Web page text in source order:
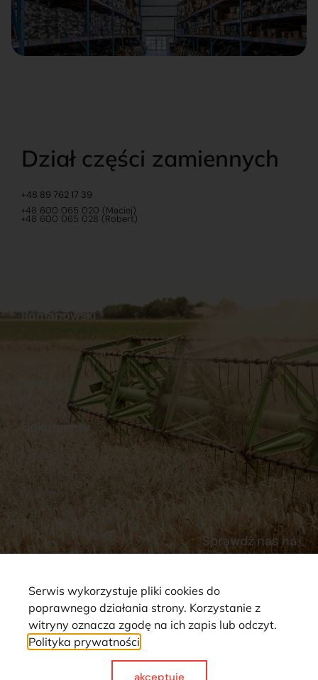
Dział części zamiennych
+48 89 762 17 39
+48 600 065 020 (Maciej)
+48 600 065 028 (Robert)
Dokumenty
Regulamin
Polityka prywatności
Reklamacje i zwroty
Dostawy
Płatności
Romanowski
Sklep internetowy
Praca
Ubezpieczenia
Sprawdź nas na
Strona wykorzystuje pliki cookie. Wszystkie prawa zastrzeżone ©
Serwis wykorzystuje pliki cookies do
poprawnego działania strony. Korzystanie z
witryny oznacza zgodę na ich zapis lub odczyt.
Polityka prywatności
akceptuje